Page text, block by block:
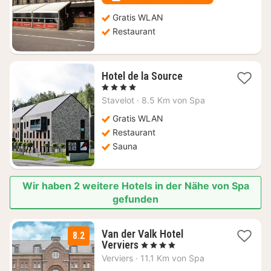
€
Gratis WLAN
Restaurant
Hotel de la Source1
ab
212,14
, 4 Sterne
Stavelot · 8.5 Km von Spa
Gratis WLAN
Restaurant
Sauna
Wir haben 2 weitere Hotels in der Nähe von Spa
gefunden
8.2
Van der Valk Hotel
Verviers1
Nacht
, 4 Sterne
Verviers · 11.1 Km von Spa